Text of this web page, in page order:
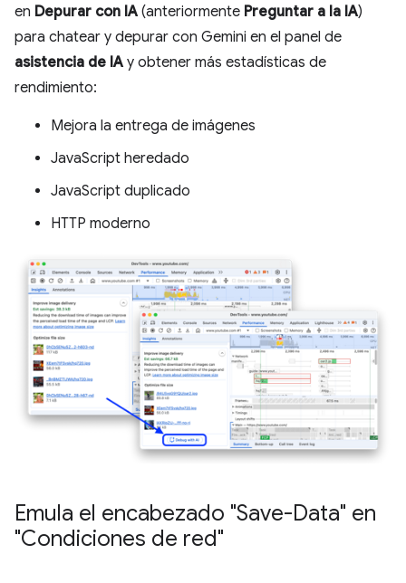
en Depurar con IA (anteriormente Preguntar a la IA)
para chatear y depurar con Gemini en el panel de
asistencia de IA y obtener más estadísticas de
rendimiento:
Mejora la entrega de imágenes
JavaScript heredado
JavaScript duplicado
HTTP moderno
Emula el encabezado "Save-Data" en
"Condiciones de red"